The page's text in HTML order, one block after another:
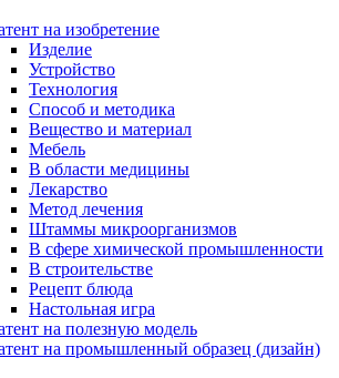
на изобретение
Изделие
Устройство
Технология
Способ и методика
Вещество и материал
Мебель
В области медицины
Лекарство
Метод лечения
Штаммы микроорганизмов
В сфере химической промышленности
В строительстве
Рецепт блюда
Настольная игра
на полезную модель
на промышленный образец (дизайн)